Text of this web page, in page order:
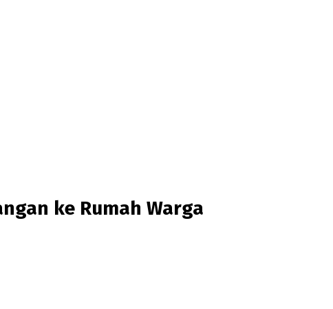
ke Rumah Warga